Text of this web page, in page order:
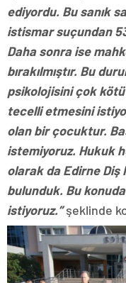
ediyordu. Bu sanık
istismar suçundan
Daha sonra ise
bırakılmıştır. Bu
psikolojisini çok
tecelli etmesini
olan bir çocuktur.
istemiyoruz. Hukuk
olarak da Edirne
bulunduk. Bu
istiyoruz.”şeklinde